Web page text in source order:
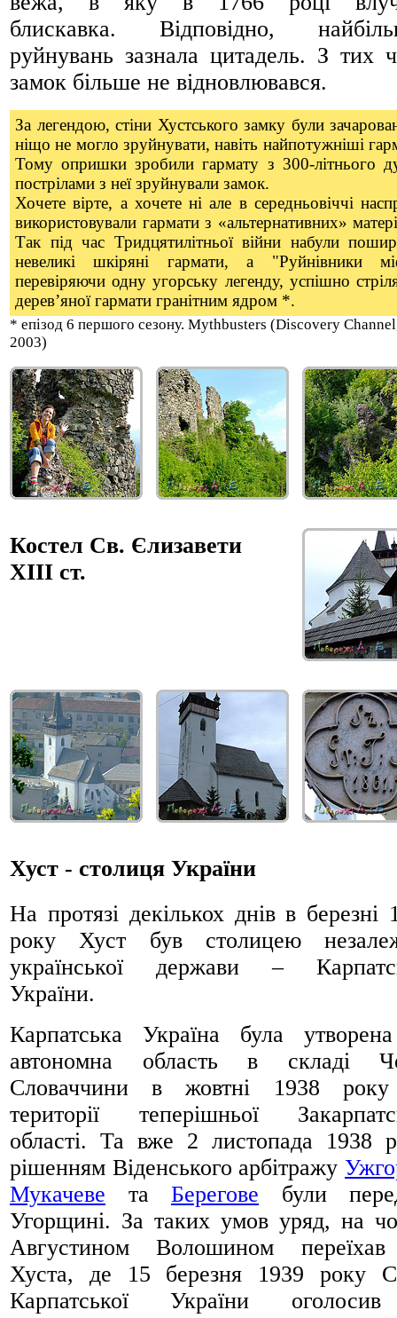
блискавка. Відповідно,
руйнувань зазнала цитадель. З тих
замок більше не відновлювався.
За легендою, стіни Хустського замку були
ніщо не могло зруйнувати, навіть найпотужніші
Тому опришки зробили гармату з 300-літнього
пострілами з неї зруйнували замок.
Хочете вірте, а хочете ні але в середньовіччі
використовували гармати з «альтернативних»
Так під час Тридцятилітньої війни набули
невеликі шкіряні гармати, а "Руйнівники
перевіряючи одну угорську легенду, успішно
дерев’яної гармати гранітним ядром *.
* епізод 6 першого сезону. Mythbusters (Discovery
2003)
Костел Св. Єлизавети
XIII ст.
Хуст - столиця України
На протязі декількох днів в березні
року Хуст був столицею
української держави –
України.
Карпатська Україна була
автономна область в складі
Словаччини в жовтні 1938
території теперішньої
області. Та вже 2 листопада 1938
рішенням Віденського арбітражу
Мукачеве та Берегове були
Угорщині. За таких умов уряд, на
Августином Волошином
Хуста, де 15 березня 1939 року
Карпатської України